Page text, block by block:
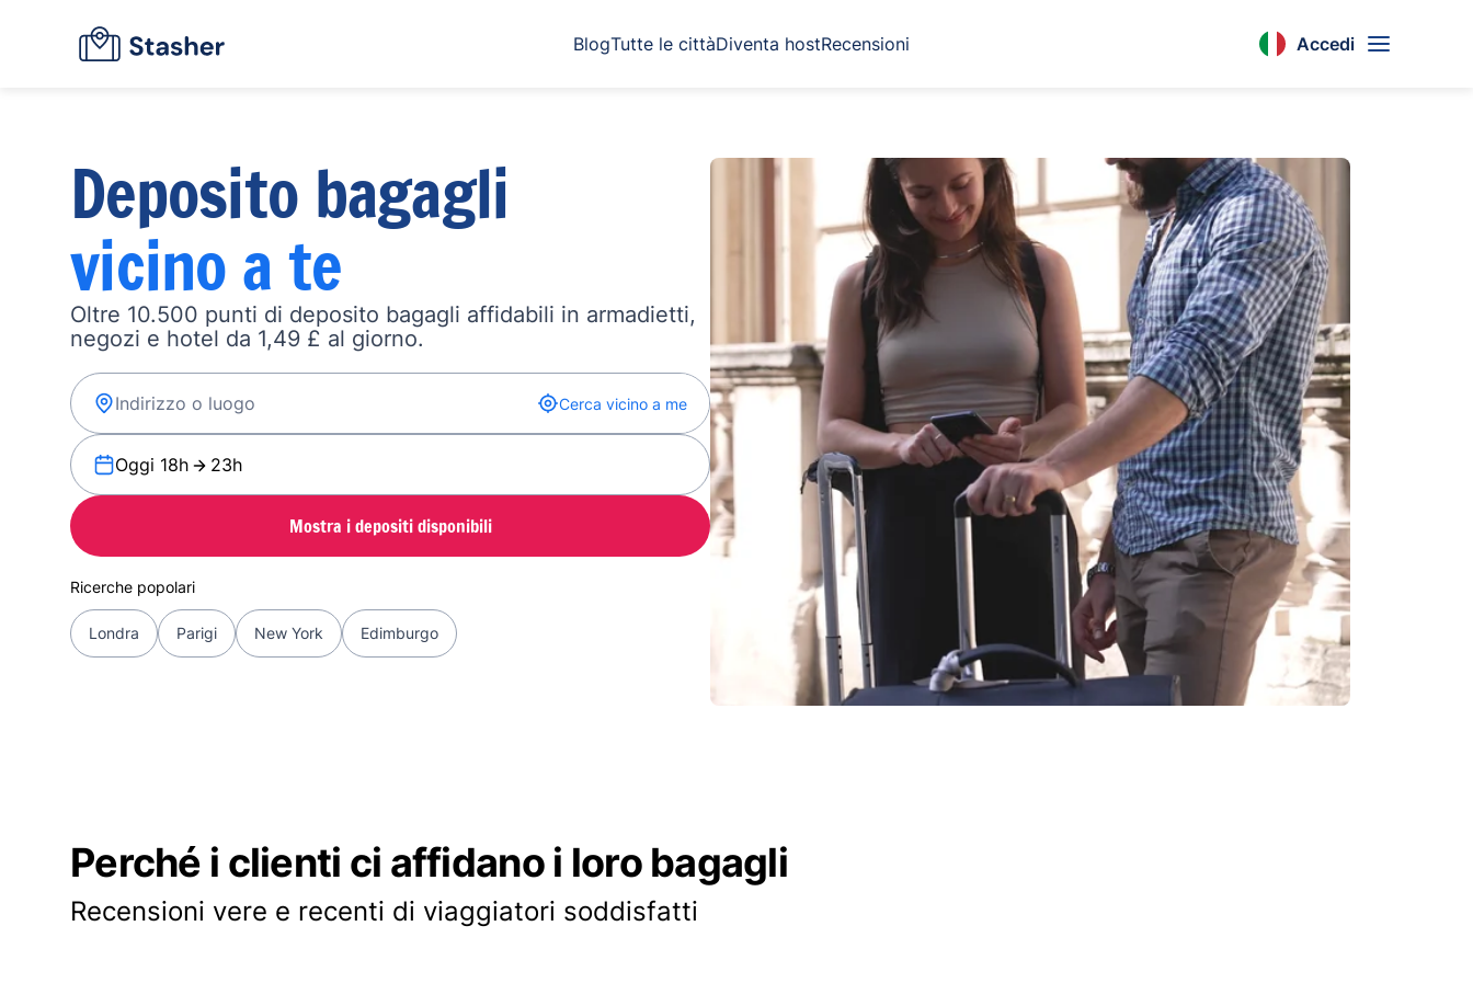
BlogTutte le cittàDiventa hostRecensioni Accedi
Deposito bagagli
vicino a te
Oltre 10.500 punti di deposito bagagli affidabili in armadietti,
negozi e hotel da 1,49 £ al giorno.
Cerca vicino a me
Oggi 18h 23h
Mostra i depositi disponibili
Ricerche popolari
Londra Parigi New York Edimburgo
Perché i clienti ci affidano i loro bagagli
Recensioni vere e recenti di viaggiatori soddisfatti